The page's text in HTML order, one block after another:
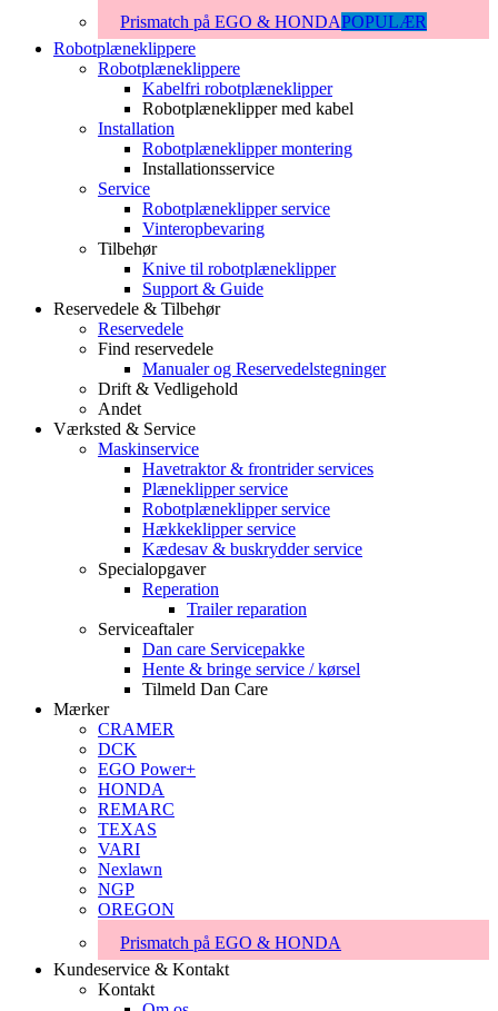
Prismatch på EGO & HONDAPOPULÆR
Robotplæneklippere
Robotplæneklippere
Kabelfri robotplæneklipper
Robotplæneklipper med kabel
Installation
Robotplæneklipper montering
Installationsservice
Service
Robotplæneklipper service
Vinteropbevaring
Tilbehør
Knive til robotplæneklipper
Support & Guide
Reservedele & Tilbehør
Reservedele
Find reservedele
Manualer og Reservedelstegninger
Drift & Vedligehold
Andet
Værksted & Service
Maskinservice
Havetraktor & frontrider services
Plæneklipper service
Robotplæneklipper service
Hækkeklipper service
Kædesav & buskrydder service
Specialopgaver
Reperation
Trailer reparation
Serviceaftaler
Dan care Servicepakke
Hente & bringe service / kørsel
Tilmeld Dan Care
Mærker
CRAMER
DCK
EGO Power+
HONDA
REMARC
TEXAS
VARI
Nexlawn
NGP
OREGON
Prismatch på EGO & HONDA
Kundeservice & Kontakt
Kontakt